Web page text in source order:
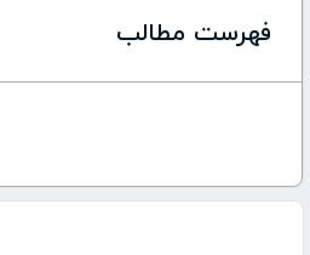
فهرست مطالب